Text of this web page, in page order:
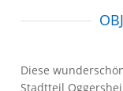
Diese
Stadtteil